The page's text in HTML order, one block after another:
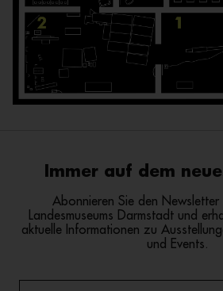
Immer auf dem
Abonnieren Sie den Newsletter
Landesmuseums Darmstadt und
aktuelle Informationen zu
und Events.